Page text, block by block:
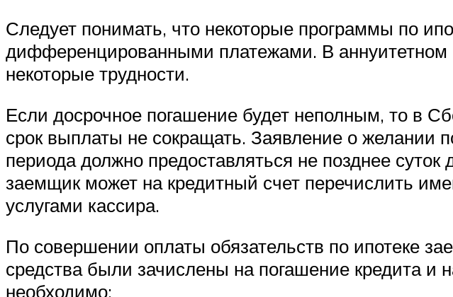
Следует понимать, что некоторые программы по
дифференцированными платежами. В аннуитетном
некоторые трудности.
Если досрочное погашение будет неполным, то в
срок выплаты не сокращать. Заявление о желании
периода должно предоставляться не позднее
заемщик может на кредитный счет перечислить
услугами кассира.
По совершении оплаты обязательств по ипотеке
средства были зачислены на погашение кредита и
необходимо: